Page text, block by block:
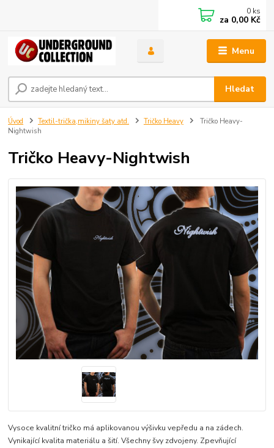
Menu
Hledat
0 ks
za 0,00 Kč
Úvod Textil-trička,mikiny šaty atd. Tričko Heavy
Tričko Heavy-
Nightwish
Tričko Heavy-Nightwish
Vysoce kvalitní tričko má aplikovanou výšivku vepředu a na zádech.
Vynikající kvalita materiálu a šití. Všechny švy zdvojeny. Zpevňující